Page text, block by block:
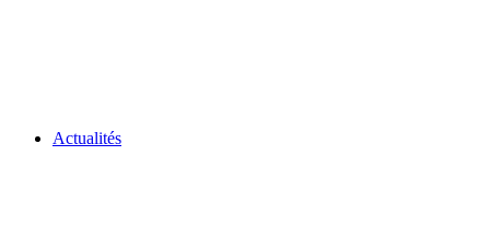
Actualités